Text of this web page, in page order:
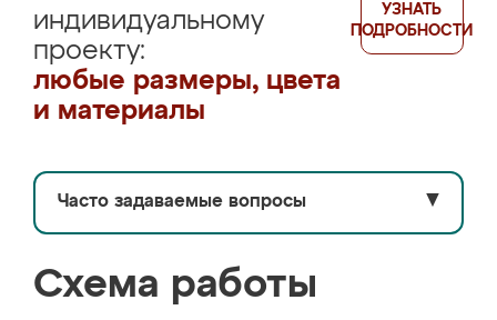
индивидуальному
проекту:
любые размеры, цвета
и материалы
УЗНАТЬ
ПОДРОБНОСТИ
Часто задаваемые вопросы ▼
Схема работы